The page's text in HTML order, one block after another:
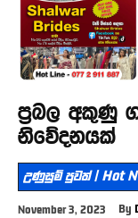
ප්‍රබල අකුණු
නිවේදනයක්
උණුසුම් පුවත් | Hot
November 3, 2023 By